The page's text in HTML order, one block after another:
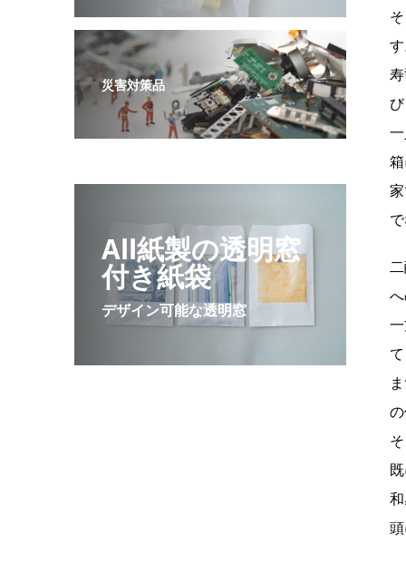
す
災害対策品
All紙製の透明窓
付き紙袋
デザイン可能な透明窓